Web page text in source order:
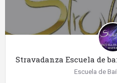
Stravadanza Escuela de
Escuela de